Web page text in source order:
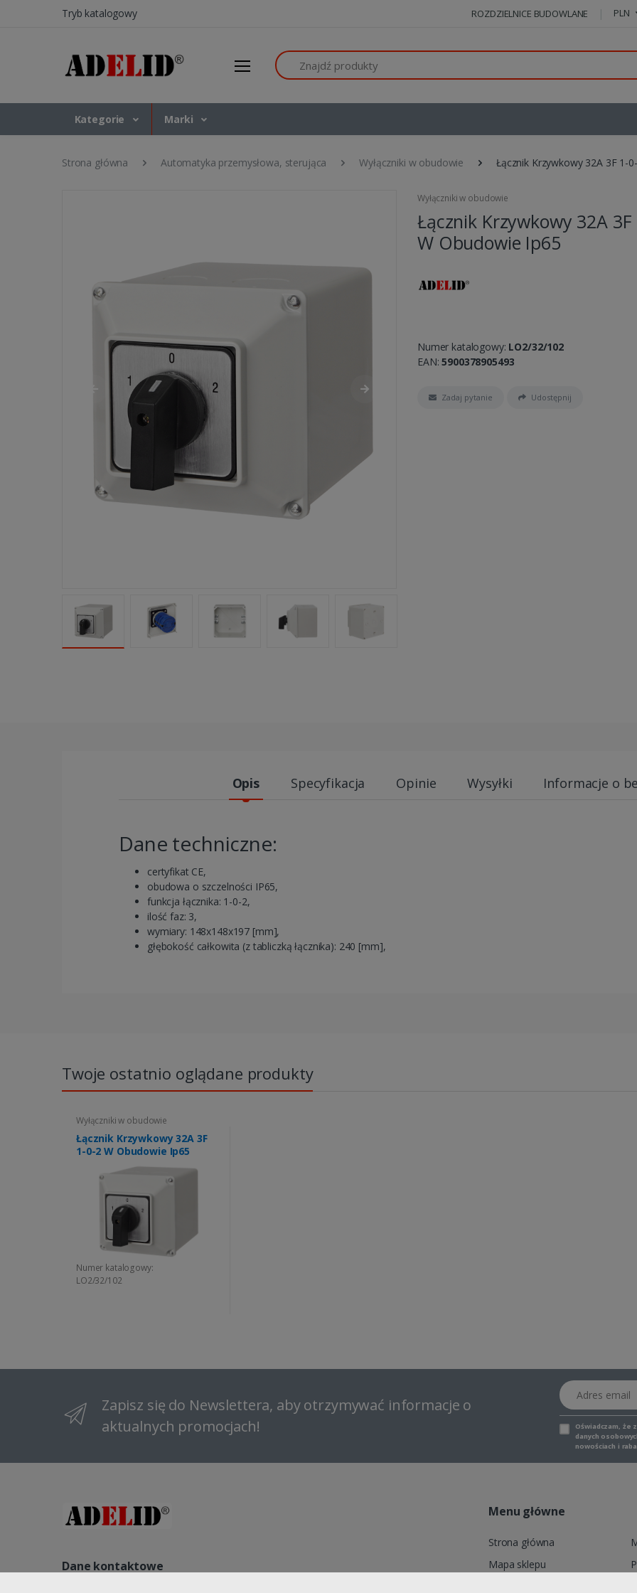
Tryb katalogowy ROZDZIELNICE BUDOWLANE PLN
Szukaj
Kategorie Marki
Strona główna Automatyka przemysłowa, sterująca Wyłączniki w obudowie Łącznik Krzywkowy 32A 3F 1-
Wyłączniki w obudowie
Łącznik Krzywkowy 32A 3F
W Obudowie Ip65
Numer katalogowy: LO2/32/102
EAN:5900378905493
Zadaj pytanie Udostępnij
Opis Specyfikacja Opinie Wysyłki Informacje o
Dane techniczne:
certyfikat CE,
obudowa o szczelności IP65,
funkcja łącznika: 1-0-2,
ilość faz: 3,
wymiary: 148x148x197 [mm],
głębokość całkowita (z tabliczką łącznika): 240 [mm],
Twoje ostatnio oglądane produkty
Wyłączniki w obudowie
Łącznik Krzywkowy 32A 3F
1-0-2 W Obudowie Ip65
Numer katalogowy:
LO2/32/102
Zapisz się do Newslettera, aby otrzymywać informacje o
aktualnych promocjach!
Adres email
Oświadczam, że
danych
nowościach i
Dane kontaktowe
Menu główne
Strona główna
Mapa sklepu